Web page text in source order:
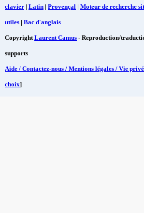
clavier | Latin | Provençal | Moteur de recherche
utiles | Bac d'anglais
CopyrightLaurent Camus - Reproduction/
supports
Aide / Contactez-nous / Mentions légales / Vie
choix]